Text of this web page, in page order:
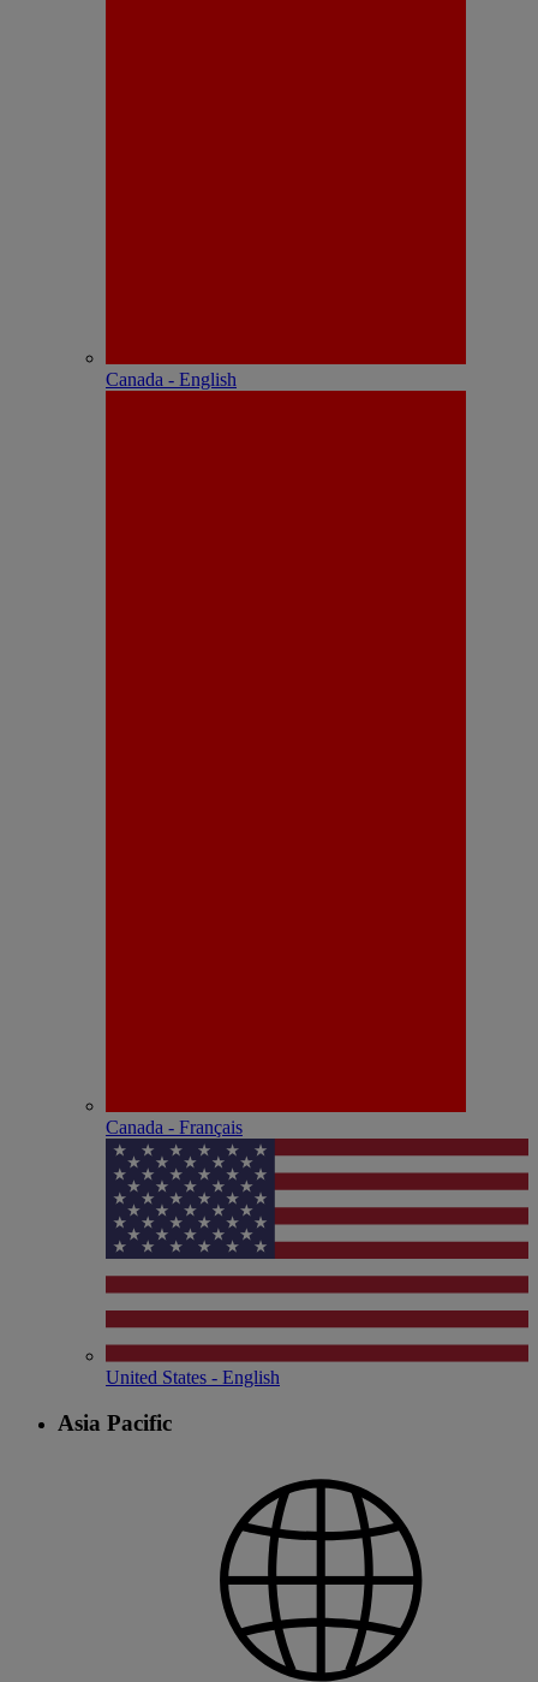
Canada - English
Canada - Français
United States - English
Asia Pacific